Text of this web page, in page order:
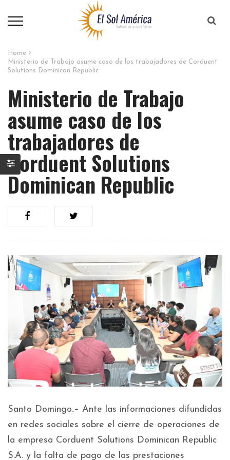
Home
Ministerio de Trabajo asume caso de los trabajadores de Corduent
Solutions Dominican Republic
Ministerio de Trabajo
asume caso de los
trabajadores de
Corduent Solutions
Dominican Republic
Santo Domingo.– Ante las informaciones difundidas
en redes sociales sobre el cierre de operaciones de
la empresa Corduent Solutions Dominican Republic
S.A. y la falta de pago de las prestaciones